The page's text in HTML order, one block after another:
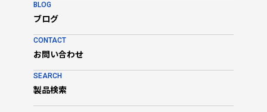
BLOG
ブログ
CONTACT
お問い合わせ
SEARCH
製品検索